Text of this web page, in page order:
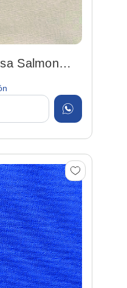
Salmon